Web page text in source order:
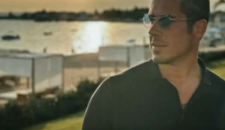
OMOGUĆI